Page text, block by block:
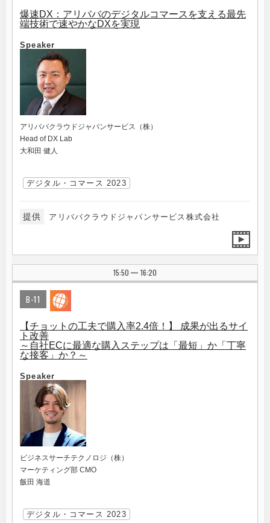
爆速DX：アリババのデジタルコマースを支える最先
端技術で速やかなDXを実現
Speaker
アリババクラウドジャパンサービス（株）
Head of DX Lab
大和田 健人
デジタル・コマース 2023
提供 アリババクラウドジャパンサービス株式会社
15:50 | 16:20
B-11
【チョットの工夫で購入率2.4倍！】 成果が出るサイ
ト改善
～自社ECに最適な購入ステップは「最短」か「丁寧
な接客」か？～
Speaker
ビジネスサーチテクノロジ（株）
マーケティング部 CMO
飯田 海道
デジタル・コマース 2023